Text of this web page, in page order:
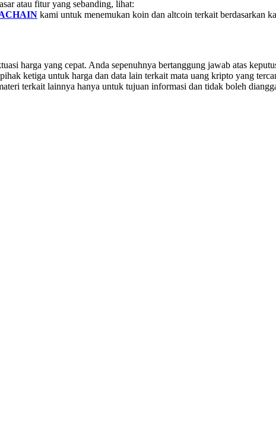
atau fitur yang sebanding, lihat:
kami untuk menemukan koin dan altcoin terkait berdasarkan
harga yang cepat. Anda sepenuhnya bertanggung jawab atas
ketiga untuk harga dan data lain terkait mata uang kripto yang
terkait lainnya hanya untuk tujuan informasi dan tidak boleh